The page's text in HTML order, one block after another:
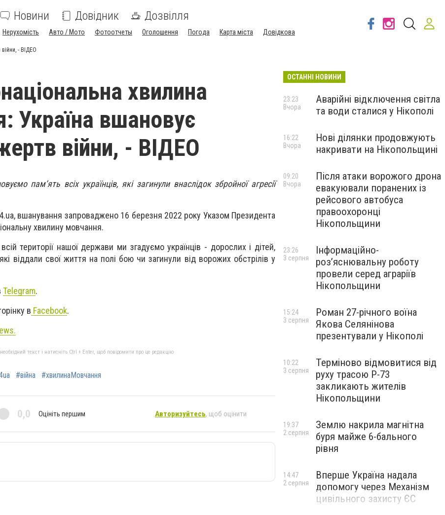
Новини Довідник Дозвілля
Нерухомість Авто / Мото Фотоотчеты Оголошення Погода Карта міста Довідкова
- ВІДЕО
хвилина
Україна вшановує
війни, - ВІДЕО
памʼять всіх українців, які загинули внаслідок збройної агресії
вшанування запроваджено 16 березня 2022 року Указом Президента
хвилину мовчання.
території нашої держави ми згадуємо українців - дорослих і дітей,
віддали свої життя на полі бою чи загинули від ворожих обстрілів у
Telegram.
в Facebook.
текст і натисніть Ctrl + Enter, щоб повідомити про це редакцію
#війна #хвилинаМовчання
0,0 Оцініть першим Авторизуйтесь, щоб оцінити
ОСТАННІ НОВИНИ
Аварійні відключення світла
та води сталися у Нікополі
23:23
Вчора
Нові ділянки продовжують
накривати на Нікопольщині
16:22
Вчора
Після атаки ворожого дрона
евакуювали поранених із
рейсового автобуса
правоохоронці
Нікопольщини
09:20
Вчора
Інформаційно-
роз’яснювальну роботу
провели серед аграріїв
Нікопольщини
23:26
3 серпня
Роман 27-річного воїна
Якова Селянінова
презентували у Нікополі
15:24
3 серпня
Терміново відмовитися від
руху трасою Р-73
закликають жителів
Нікопольщини
10:22
3 серпня
Землю накрила магнітна
буря майже 6-бального
рівня
19:37
2 серпня
Вперше Україна надала
допомогу через Механізм
цивільного захисту ЄС
14:47
2 серпня